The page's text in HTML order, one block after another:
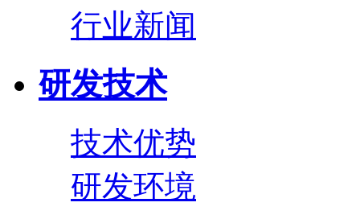
行业新闻
研发技术
技术优势
研发环境